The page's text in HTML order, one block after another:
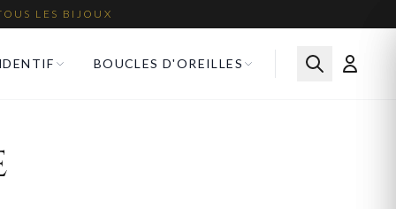
LES BIJOUX
BOUCLES D'OREILLES